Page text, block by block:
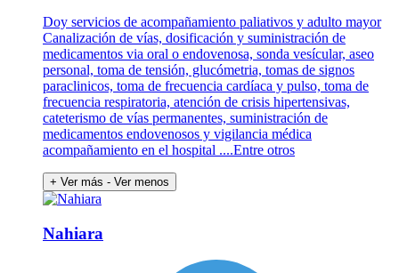
Doy servicios de acompañamiento paliativos y adulto mayor
Canalización de vías, dosificación y suministración de
medicamentos via oral o endovenosa, sonda vesícular, aseo
personal, toma de tensión, glucómetria, tomas de signos
paraclinicos, toma de frecuencia cardíaca y pulso, toma de
frecuencia respiratoria, atención de crisis hipertensivas,
cateterismo de vías permanentes, suministración de
medicamentos endovenosos y vigilancia médica
acompañamiento en el hospital ....Entre otros
+ Ver más - Ver menos
Nahiara